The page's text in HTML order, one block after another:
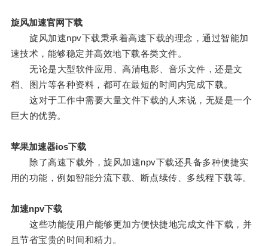
旋风加速官网下载
旋风加速npv下载秉承着高速下载的理念，通过智能加
速技术，能够稳定并高效地下载各类文件。
无论是大型软件应用、高清电影、音乐文件，还是文
档、图片等各种资料，都可在最短的时间内完成下载。
这对于工作中需要大量文件下载的人来说，无疑是一个
巨大的优势。
苹果加速器ios下载
除了高速下载外，旋风加速npv下载还具备多种便捷实
用的功能，例如智能分流下载、断点续传、多线程下载等。
加速npv下载
这些功能使用户能够更加方便快捷地完成文件下载，并
且节省宝贵的时间和精力。